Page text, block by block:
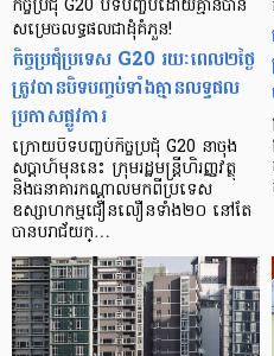
កិច្ចប្រជុំ G20 បិទបញ្ចប់ដោយគ្មានបាន
សម្រេចលទ្ធផលជាដុំគំភួន!
កិច្ចប្រជុំប្រទេស G20 រយៈពេល២ថ្ងៃ
ត្រូវបានបិទបញ្ចប់ទាំងគ្មានលទ្ធផល
ប្រកាសផ្លូវការ
ក្រោយបិទបញ្ចប់កិច្ចប្រជុំ G20 នាចុង
សប្ដាហ៍មុននេះ ក្រុមរដ្ឋមន្ត្រីហិរញ្ញវត្ថុ
និងធនាគារកណ្តាលមកពីប្រទេស
ឧស្សាហកម្មជឿនលឿនទាំង២០ នៅតែ
បានបរាជ័យក្…